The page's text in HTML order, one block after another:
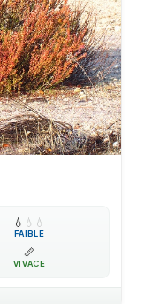
💧 💧 💧
FAIBLE
📏
VIVACE